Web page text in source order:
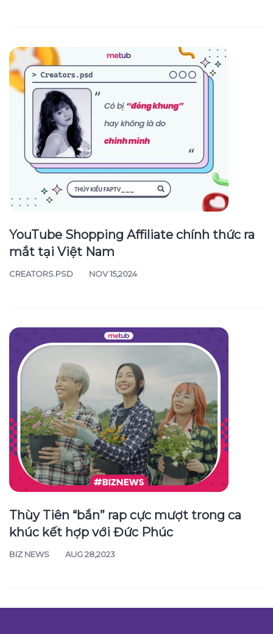
YouTube Shopping Affiliate chính thức ra
mắt tại Việt Nam
CREATORS.PSD NOV 15,2024
Thùy Tiên “bắn” rap cực mượt trong ca
khúc kết hợp với Đức Phúc
BIZ NEWS AUG 28,2023